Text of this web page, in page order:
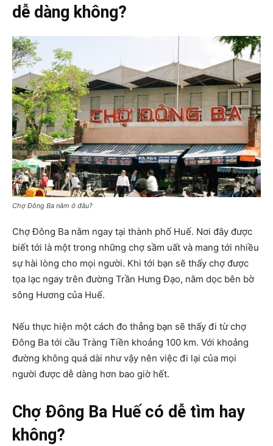
dễ dàng không?
Chợ Đông Ba nằm ở đâu?
Chợ Đông Ba nằm ngay tại thành phố Huế. Nơi đây được
biết tới là một trong những chợ sầm uất và mang tới nhiều
sự hài lòng cho mọi người. Khi tới bạn sẽ thấy chợ được
tọa lạc ngay trên đường Trần Hưng Đạo, nằm dọc bên bờ
sông Hương của Huế.
Nếu thực hiện một cách đo thẳng bạn sẽ thấy đi từ chợ
Đông Ba tới cầu Tràng Tiền khoảng 100 km. Với khoảng
đường không quá dài như vậy nên việc đi lại của mọi
người được dễ dàng hơn bao giờ hết.
Chợ Đông Ba Huế có dễ tìm hay
không?